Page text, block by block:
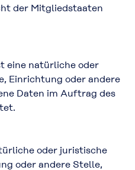
der Mitgliedstaaten
eine natürliche oder
Einrichtung oder andere
Daten im Auftrag des
oder juristische
oder andere Stelle,